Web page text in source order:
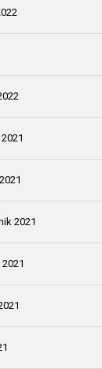
2021